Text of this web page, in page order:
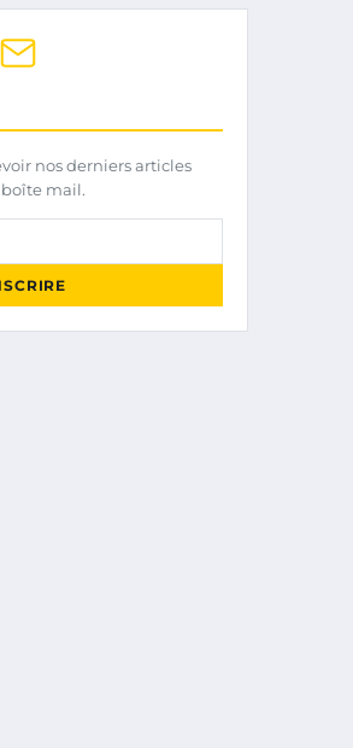
nos derniers articles
mail.